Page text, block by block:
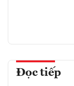
Đọc tiếp